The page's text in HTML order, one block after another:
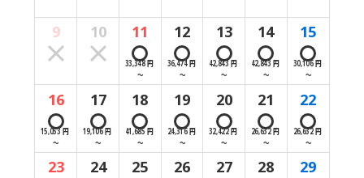
9 10 11
33,348 円
～
12
36,474 円
～
13
42,843 円
～
14
42,843 円
～
15
30,106 円
～
16
15,053 円
～
17
19,106 円
～
18
41,685 円
～
19
24,316 円
～
20
32,422 円
～
21
26,632 円
～
22
26,632 円
～
23 24 25 26 27 28 29